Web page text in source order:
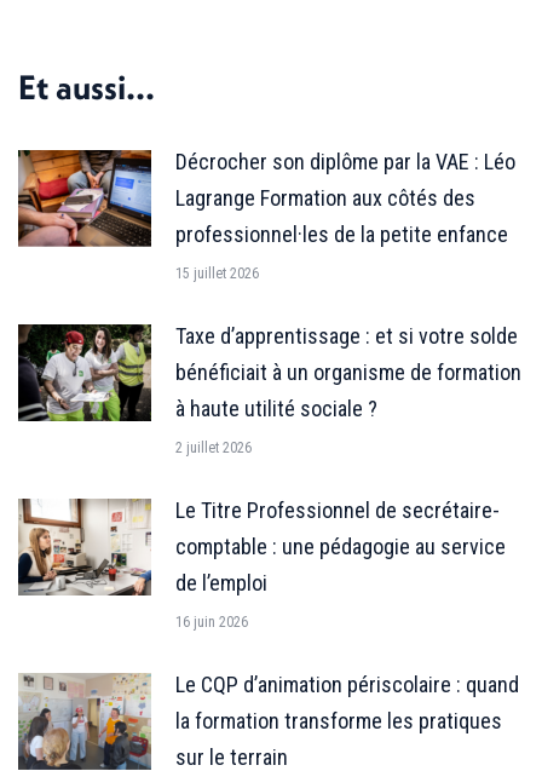
Et aussi...
Décrocher son diplôme par la VAE : Léo
Lagrange Formation aux côtés des
professionnel·les de la petite enfance
15 juillet 2026
Taxe d’apprentissage : et si votre solde
bénéficiait à un organisme de formation
à haute utilité sociale ?
2 juillet 2026
Le Titre Professionnel de secrétaire-
comptable : une pédagogie au service
de l’emploi
16 juin 2026
Le CQP d’animation périscolaire : quand
la formation transforme les pratiques
sur le terrain